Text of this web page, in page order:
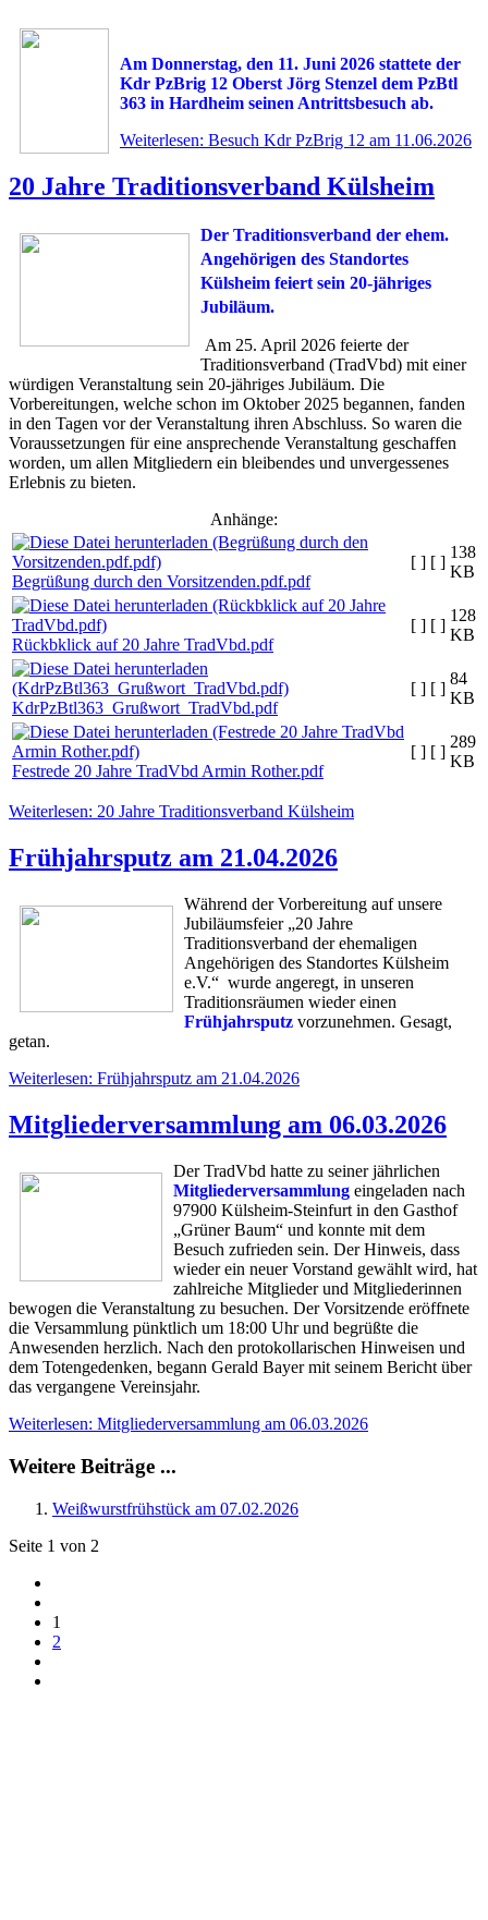
Am Donnerstag, den 11. Juni 2026 stattete der
Kdr PzBrig 12 Oberst Jörg Stenzel dem PzBtl
363 in Hardheim seinen Antrittsbesuch ab.
Weiterlesen: Besuch Kdr PzBrig 12 am 11.06.2026
20 Jahre Traditionsverband Külsheim
Der Traditionsverband der ehem.
Angehörigen des Standortes
Külsheim feiert sein 20-jähriges
Jubiläum.
Am 25. April 2026 feierte der
Traditionsverband (TradVbd) mit einer
würdigen Veranstaltung sein 20-jähriges Jubiläum. Die
Vorbereitungen, welche schon im Oktober 2025 begannen, fanden
in den Tagen vor der Veranstaltung ihren Abschluss. So waren die
Voraussetzungen für eine ansprechende Veranstaltung geschaffen
worden, um allen Mitgliedern ein bleibendes und unvergessenes
Erlebnis zu bieten.
Anhänge:
Begrüßung durch den Vorsitzenden.pdf.pdf
[ ] [ ]
138
KB
Rückbklick auf 20 Jahre TradVbd.pdf
[ ] [ ]
128
KB
KdrPzBtl363_Grußwort_TradVbd.pdf
[ ] [ ]
84
KB
Festrede 20 Jahre TradVbd Armin Rother.pdf
[ ] [ ]
289
KB
Weiterlesen: 20 Jahre Traditionsverband Külsheim
Frühjahrsputz am 21.04.2026
Während der Vorbereitung auf unsere
Jubiläumsfeier „20 Jahre
Traditionsverband der ehemaligen
Angehörigen des Standortes Külsheim
e.V.“ wurde angeregt, in unseren
Traditionsräumen wieder einen
Frühjahrsputz vorzunehmen. Gesagt,
getan.
Weiterlesen: Frühjahrsputz am 21.04.2026
Mitgliederversammlung am 06.03.2026
Der TradVbd hatte zu seiner jährlichen
Mitgliederversammlung eingeladen nach
97900 Külsheim-Steinfurt in den Gasthof
„Grüner Baum“ und konnte mit dem
Besuch zufrieden sein. Der Hinweis, dass
wieder ein neuer Vorstand gewählt wird, hat
zahlreiche Mitglieder und Mitgliederinnen
bewogen die Veranstaltung zu besuchen. Der Vorsitzende eröffnete
die Versammlung pünktlich um 18:00 Uhr und begrüßte die
Anwesenden herzlich. Nach den protokollarischen Hinweisen und
dem Totengedenken, begann Gerald Bayer mit seinem Bericht über
das vergangene Vereinsjahr.
Weiterlesen: Mitgliederversammlung am 06.03.2026
Weitere Beiträge ...
Weißwurstfrühstück am 07.02.2026
Seite 1 von 2
1
2